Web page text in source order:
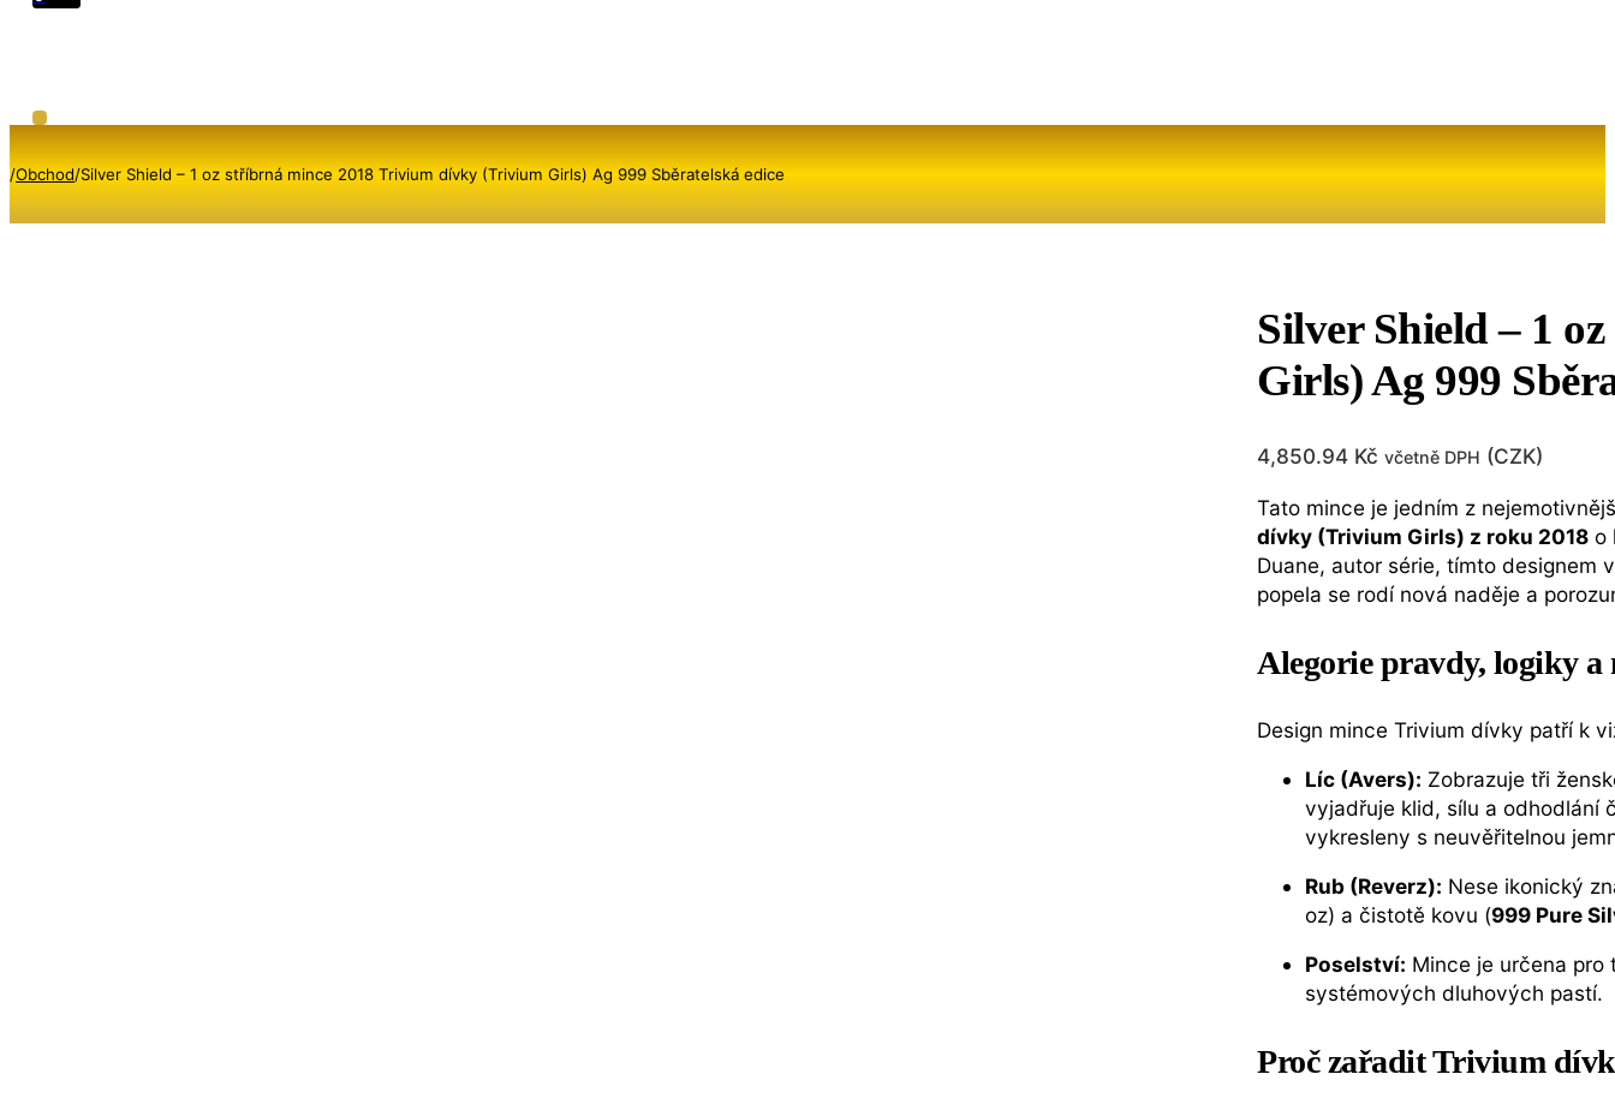
/Obchod/Silver Shield – 1 oz stříbrná mince 2018 Trivium dívky (Trivium Girls) Ag 999 Sběratelská edice
Silver Shield – 1
Girls) Ag 999
4,850.94 Kč včetně DPH (CZK)
Tato mince je jedním z
dívky (Trivium Girls) z roku 2018 o
Duane, autor série, tímto designem
popela se rodí nová naděje a
Alegorie pravdy, logiky a
Design mince Trivium dívky patří k
Líc (Avers): Zobrazuje tři
vyjadřuje klid, sílu a odhodlání
vykresleny s neuvěřitelnou
Rub (Reverz): Nese ikonický
oz) a čistotě kovu (999 Pure
Poselství: Mince je určena
systémových dluhových pastí.
Proč zařadit Trivium